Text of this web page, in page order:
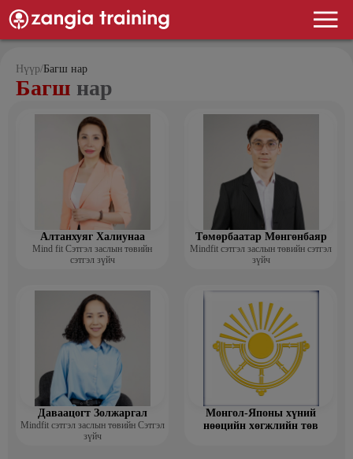
Нүүр/Багш нар
Багш нар
Алтанхуяг Халиунаа
Mind fit Сэтгэл заслын төвийн
сэтгэл зүйч
Төмөрбаатар Мөнгөнбаяр
Mindfit сэтгэл заслын төвийн сэтгэл
зүйч
Даваацогт Золжаргал
Mindfit сэтгэл заслын төвийн Сэтгэл
зүйч
Монгол-Японы хүний
нөөцийн хөгжлийн төв